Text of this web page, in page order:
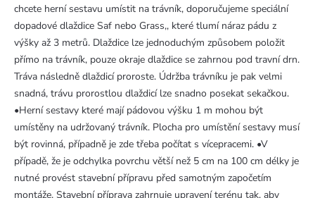
chcete herní sestavu umístit na trávník, doporučujeme speciální
dopadové dlaždice Saf nebo Grass,, které tlumí náraz pádu z
výšky až 3 metrů. Dlaždice lze jednoduchým způsobem položit
přímo na trávník, pouze okraje dlaždice se zahrnou pod travní drn.
Tráva následně dlaždicí proroste. Údržba trávníku je pak velmi
snadná, trávu prorostlou dlaždicí lze snadno posekat sekačkou.
•Herní sestavy které mají pádovou výšku 1 m mohou být
umístěny na udržovaný trávník. Plocha pro umístění sestavy musí
být rovinná, případně je zde třeba počítat s vícepracemi. •V
případě, že je odchylka povrchu větší než 5 cm na 100 cm délky je
nutné provést stavební přípravu před samotným započetím
montáže. Stavební příprava zahrnuje upravení terénu tak, aby